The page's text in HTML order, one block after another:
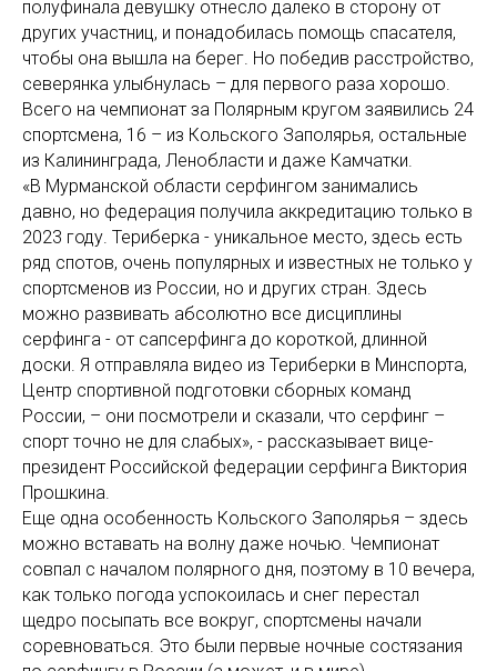
полуфинала девушку отнесло далеко в сторону от
других участниц, и понадобилась помощь спасателя,
чтобы она вышла на берег. Но победив расстройство,
северянка улыбнулась – для первого раза хорошо.
Всего на чемпионат за Полярным кругом заявились 24
спортсмена, 16 – из Кольского Заполярья, остальные
из Калининграда, Ленобласти и даже Камчатки.
«В Мурманской области серфингом занимались
давно, но федерация получила аккредитацию только в
2023 году. Териберка - уникальное место, здесь есть
ряд спотов, очень популярных и известных не только у
спортсменов из России, но и других стран. Здесь
можно развивать абсолютно все дисциплины
серфинга - от сапсерфинга до короткой, длинной
доски. Я отправляла видео из Териберки в Минспорта,
Центр спортивной подготовки сборных команд
России, – они посмотрели и сказали, что серфинг –
спорт точно не для слабых», - рассказывает вице-
президент Российской федерации серфинга Виктория
Прошкина.
Еще одна особенность Кольского Заполярья – здесь
можно вставать на волну даже ночью. Чемпионат
совпал с началом полярного дня, поэтому в 10 вечера,
как только погода успокоилась и снег перестал
щедро посыпать все вокруг, спортсмены начали
соревноваться. Это были первые ночные состязания